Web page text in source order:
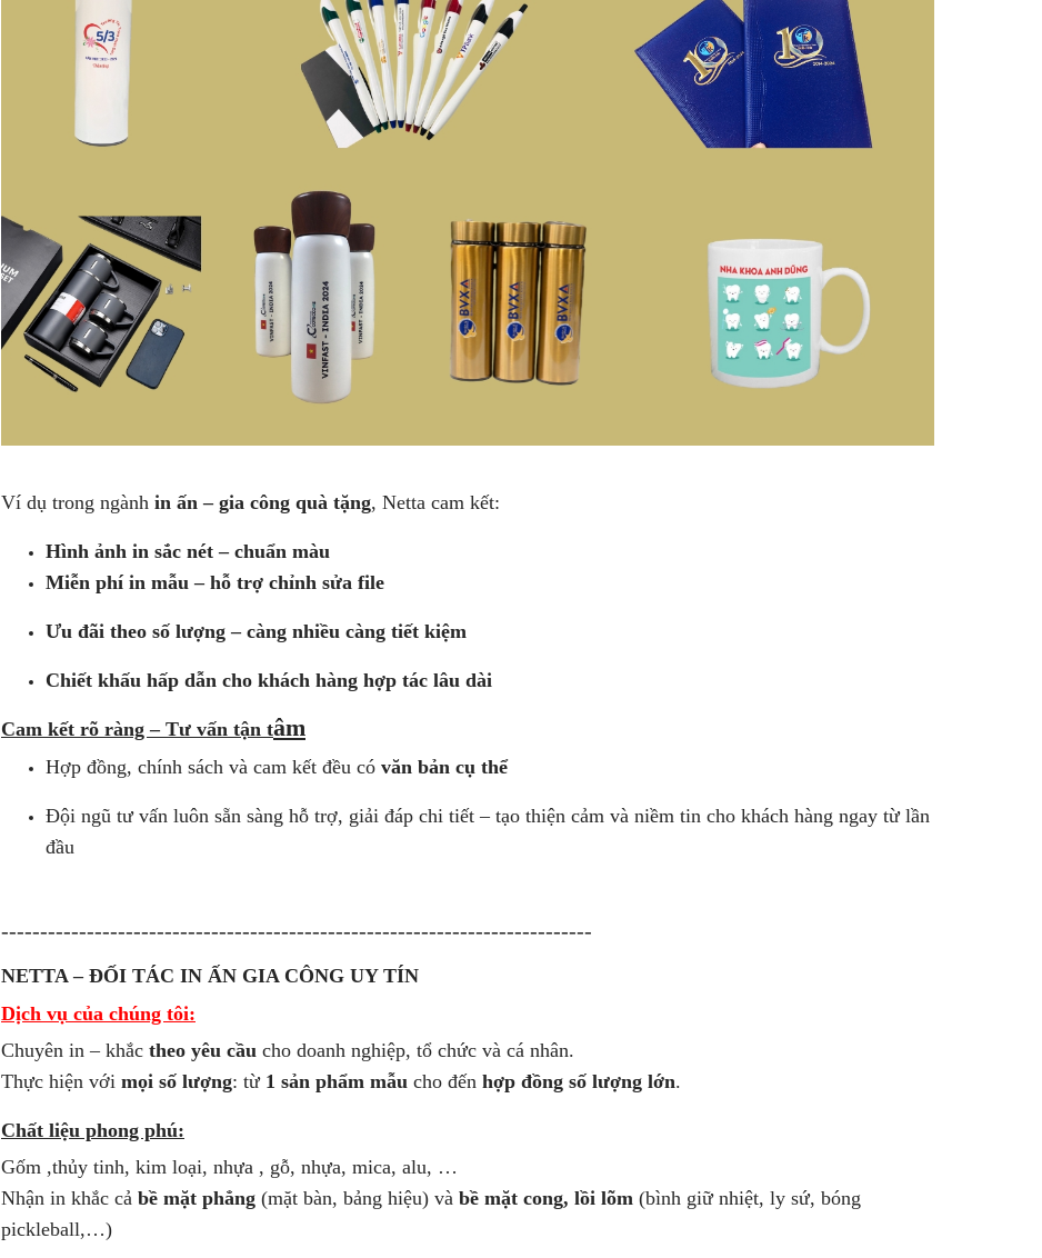
Ví dụ trong ngành in ấn – gia công quà tặng, Netta cam kết:
Hình ảnh in sắc nét – chuẩn màu
Miễn phí in mẫu – hỗ trợ chỉnh sửa file
Ưu đãi theo số lượng – càng nhiều càng tiết kiệm
Chiết khấu hấp dẫn cho khách hàng hợp tác lâu dài
Cam kết rõ ràng – Tư vấn tận tâm
Hợp đồng, chính sách và cam kết đều có văn bản cụ thể
Đội ngũ tư vấn luôn sẵn sàng hỗ trợ, giải đáp chi tiết – tạo thiện cảm và niềm tin cho khách hàng ngay từ lần
đầu
----------------------------------------------------------------------------
NETTA – ĐỐI TÁC IN ẤN GIA CÔNG UY TÍN
Dịch vụ của chúng tôi:
Chuyên in – khắc theo yêu cầu cho doanh nghiệp, tổ chức và cá nhân.
Thực hiện với mọi số lượng: từ 1 sản phẩm mẫu cho đến hợp đồng số lượng lớn.
Chất liệu phong phú:
Gốm ,thủy tinh, kim loại, nhựa , gỗ, nhựa, mica, alu, …
Nhận in khắc cả bề mặt phẳng (mặt bàn, bảng hiệu) và bề mặt cong, lồi lõm (bình giữ nhiệt, ly sứ, bóng
pickleball,…)